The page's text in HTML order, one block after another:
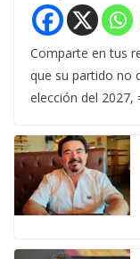
Comparte en tus
que su partido no
elección del 2027,